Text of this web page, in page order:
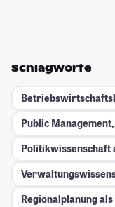
Schlagworte
Public
Politikwissenschaft
Regionalplanung